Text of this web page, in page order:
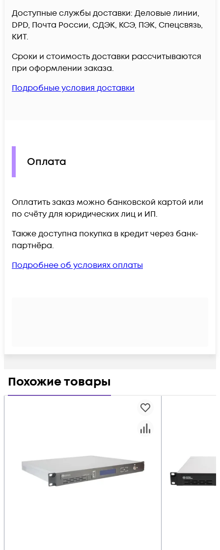
Доступные службы доставки: Деловые линии,
DPD, Почта России, СДЭК, КСЭ, ПЭК, Спецсвязь,
КИТ.
Сроки и стоимость доставки рассчитываются
при оформлении заказа.
Подробные условия доставки
Оплата
Оплатить заказ можно банковской картой или
по счёту для юридических лиц и ИП.
Также доступна покупка в кредит через банк-
партнёра.
Подробнее об условиях оплаты
Похожие товары